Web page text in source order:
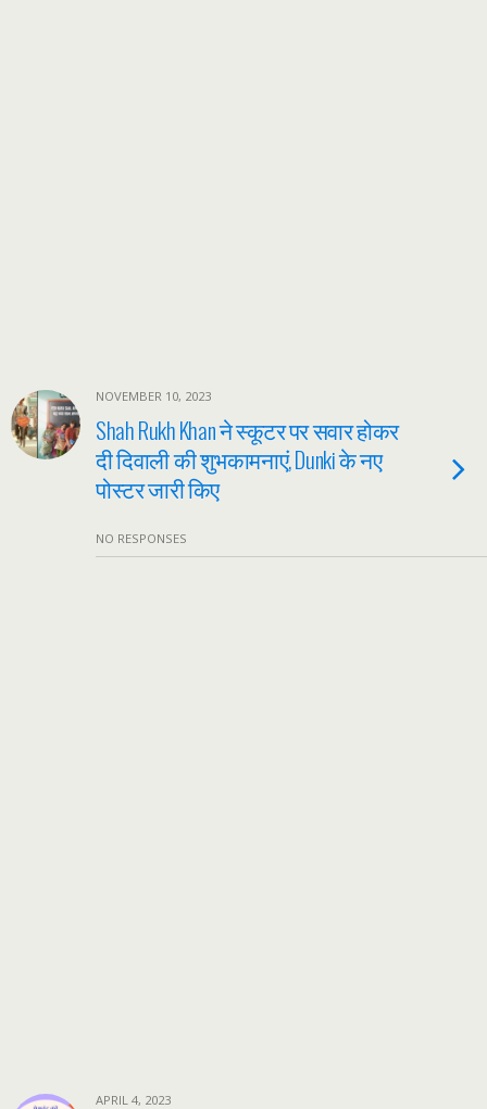
NOVEMBER 10, 2023
Shah Rukh Khan ने स्कूटर पर सवार होकर
दी दिवाली की शुभकामनाएं, Dunki के नए
पोस्टर जारी किए
NO RESPONSES
APRIL 4, 2023